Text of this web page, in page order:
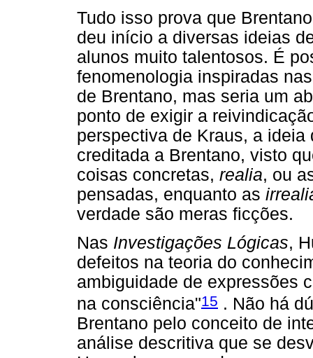
Tudo isso prova que
deu início a diversas ideias
alunos muito talentosos. É
fenomenologia inspiradas
de Brentano, mas seria um
ponto de exigir a
perspectiva de Kraus, a
creditada a Brentano, visto
coisas concretas, realia, ou
pensadas, enquanto as
verdade são meras ficções.
Nas Investigações Lógicas,
defeitos na teoria do
ambiguidade de expressões
na consciência"15 . Não há
Brentano pelo conceito de
análise descritiva que se